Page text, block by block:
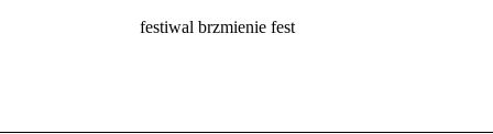
festiwal brzmienie fest